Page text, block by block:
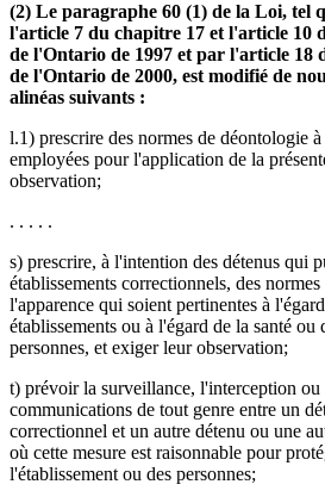
(2) Le paragraphe 60 (1) de la Loi, tel
l'article 7 du chapitre 17 et l'article 10
de l'Ontario de 1997 et par l'article 18
de l'Ontario de 2000, est modifié de
alinéas suivants :
l.1) prescrire des normes de déontologie
employées pour l'application de la
observation;
. . . . .
s) prescrire, à l'intention des détenus qui
établissements correctionnels, des
l'apparence qui soient pertinentes à
établissements ou à l'égard de la santé ou
personnes, et exiger leur observation;
t) prévoir la surveillance, l'interception ou
communications de tout genre entre un
correctionnel et un autre détenu ou une
où cette mesure est raisonnable pour
l'établissement ou des personnes;